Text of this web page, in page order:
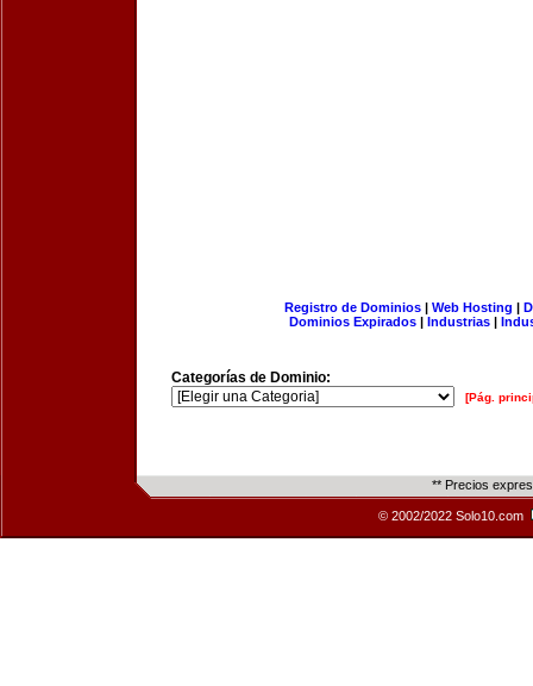
Registro de Dominios| Web Hosting |
Dominios Expirados | Industrias |
Categorías de Dominio:
[Pág.
** Precios
© 2002/2022 Solo10.com